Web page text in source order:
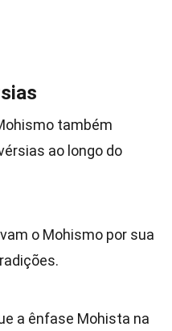
também
ao longo do
o Mohismo por sua
a ênfase Mohista na